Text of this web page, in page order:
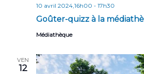
Goûter-quizz à la
10 avril 2024,16h00 - 17h30
Médiathèque
VEN
12